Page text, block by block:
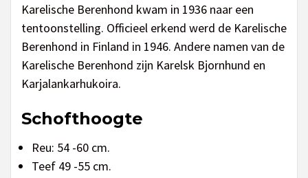
Karelische Berenhond kwam in 1936 naar een
tentoonstelling. Officieel erkend werd de Karelische
Berenhond in Finland in 1946. Andere namen van de
Karelische Berenhond zijn Karelsk Bjornhund en
Karjalankarhukoira.
Schofthoogte
Reu: 54 -60 cm.
Teef 49 -55 cm.